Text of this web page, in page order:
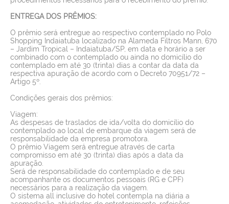
ENTREGA DOS PRÊMIOS:
O prêmio será entregue ao respectivo contemplado no Polo
Shopping Indaiatuba localizado na Alameda Filtros Mann, 670
– Jardim Tropical – Indaiatuba/SP, em data e horário a ser
combinado com o contemplado ou ainda no domicílio do
contemplado em até 30 (trinta) dias a contar da data da
respectiva apuração de acordo com o Decreto 70951/72 –
Artigo 5º.
Condições gerais dos prêmios:
Viagem:
As despesas de traslados de ida/volta do domicílio do
contemplado ao local de embarque da viagem será de
responsabilidade da empresa promotora.
O prêmio Viagem será entregue através de carta
compromisso em até 30 (trinta) dias após a data da
apuração.
Será de responsabilidade do contemplado e de seu
acompanhante os documentos pessoais (RG e CPF)
necessários para a realização da viagem.
O sistema all inclusive do hotel contempla na diária a